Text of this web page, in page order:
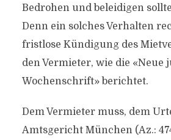
Bedrohen und beleidigen
Denn ein solches Verhalten
fristlose Kündigung des
den Vermieter, wie die «Neue
Wochenschrift» berichtet.
Dem Vermieter muss, dem
Amtsgericht München (Az.: